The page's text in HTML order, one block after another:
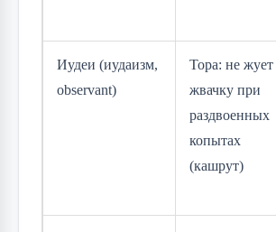
Иудеи (иудаизм,
observant)
Тора: не жует
жвачку при
раздвоенных
копытах
(кашрут)